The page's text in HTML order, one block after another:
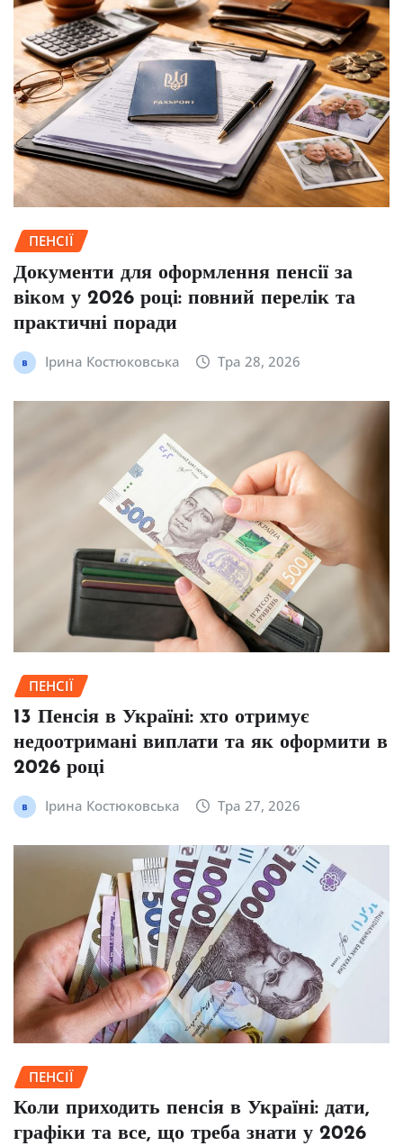
ПЕНСІЇ
Документи для оформлення пенсії за
віком у 2026 році: повний перелік та
практичні поради
Ірина Костюковська Тра 28, 2026
ПЕНСІЇ
13 Пенсія в Україні: хто отримує
недоотримані виплати та як оформити в
2026 році
Ірина Костюковська Тра 27, 2026
ПЕНСІЇ
Коли приходить пенсія в Україні: дати,
графіки та все, що треба знати у 2026